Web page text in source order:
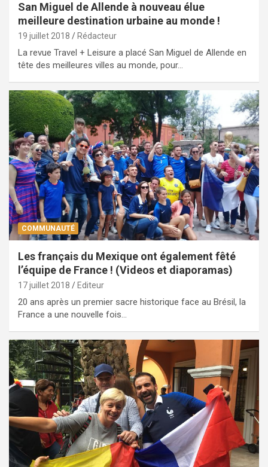
San Miguel de Allende à nouveau élue
meilleure destination urbaine au monde !
19 juillet 2018 Rédacteur
La revue Travel + Leisure a placé San Miguel de Allende en
tête des meilleures villes au monde, pour…
COMMUNAUTÉ
Les français du Mexique ont également fêté
l’équipe de France ! (Videos et diaporamas)
17 juillet 2018 Editeur
20 ans après un premier sacre historique face au Brésil, la
France a une nouvelle fois…